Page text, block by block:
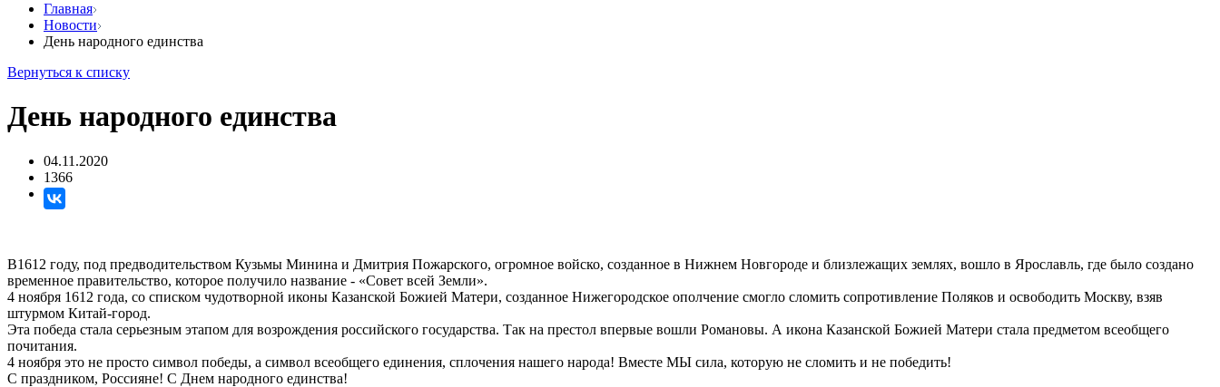
Главная
Новости
День народного единства
Вернуться к списку
День народного единства
04.11.2020
1366
В1612 году, под предводительством Кузьмы Минина и Дмитрия Пожарского, огромное войско, созданное в Нижнем Новгороде и близлежащих землях, вошло в Ярославль, где было создано
временное правительство, которое получило название - «Совет всей Земли».
4 ноября 1612 года, со списком чудотворной иконы Казанской Божией Матери, созданное Нижегородское ополчение смогло сломить сопротивление Поляков и освободить Москву, взяв
штурмом Китай-город.
Эта победа стала серьезным этапом для возрождения российского государства. Так на престол впервые вошли Романовы. А икона Казанской Божией Матери стала предметом всеобщего
почитания.
4 ноября это не просто символ победы, а символ всеобщего единения, сплочения нашего народа! Вместе МЫ сила, которую не сломить и не победить!
С праздником, Россияне! С Днем народного единства!